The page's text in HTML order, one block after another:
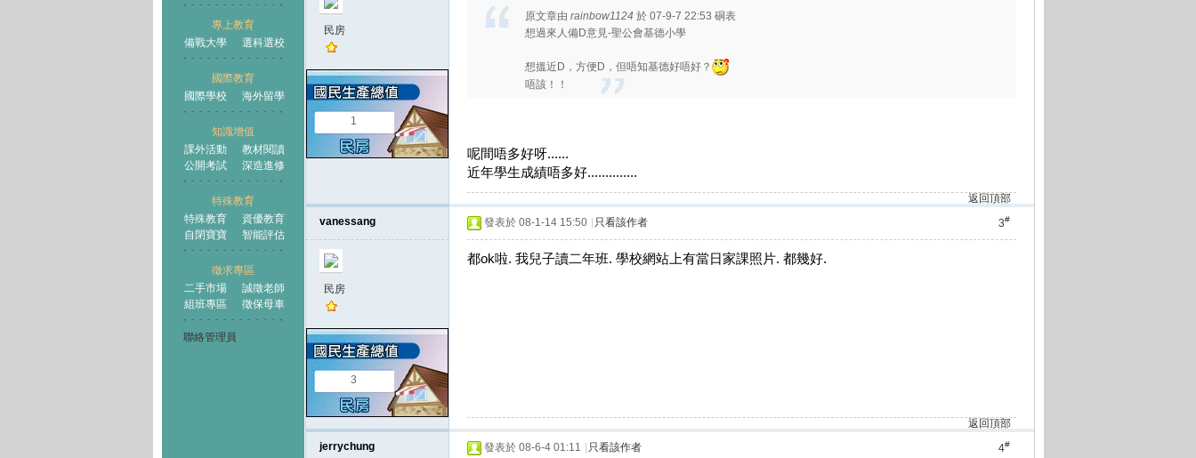
專上教育
備戰大學
選科選校
國際教育
國際學校
海外留學
知識增值
課外活動
教材閱讀
公開考試
深造進修
特殊教育
特殊教育
資優教育
自閉寶寶
智能評估
徵求專區
二手市場
誠徵老師
組班專區
徵保母車
聯絡管理員
民房
1
原文章由 rainbow1124 於 07-9-7 22:53 硐表
想過來人備D意見-聖公會基德小學
想搵近D，方便D，但唔知基德好唔好？
唔該！！
呢間唔多好呀......
近年學生成績唔多好..............
返回頂部
vanessang
民房
3
3#
發表於 08-1-14 15:50 只看該作者
都ok啦. 我兒子讀二年班. 學校網站上有當日家課照片. 都幾好.
返回頂部
jerrychung
4#
發表於 08-6-4 01:11 只看該作者